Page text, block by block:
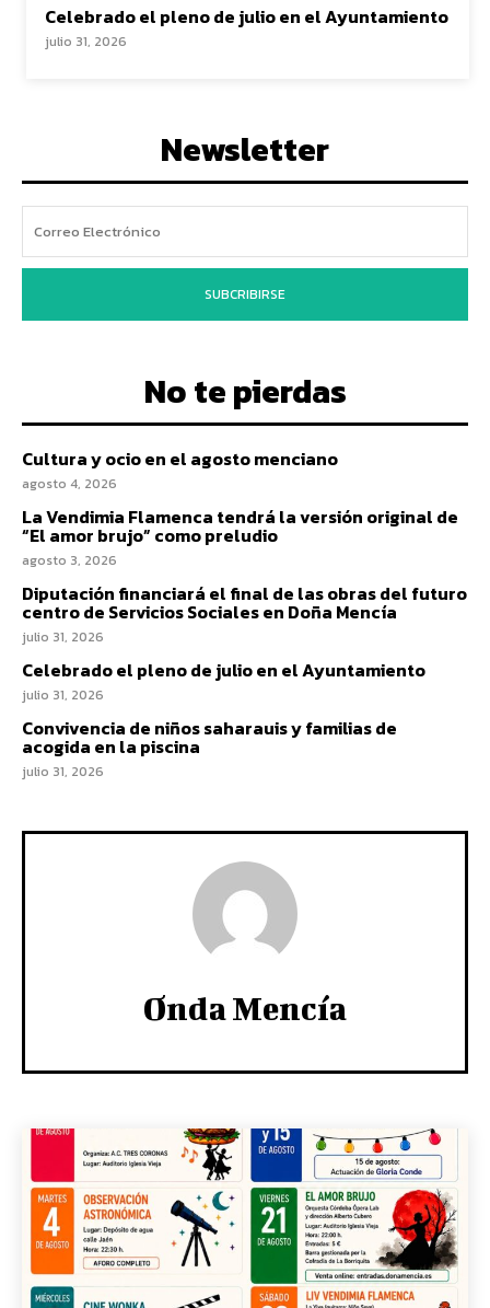
Celebrado el pleno de julio en el Ayuntamiento
julio 31, 2026
Newsletter
SUBCRIBIRSE
No te pierdas
Cultura y ocio en el agosto menciano
agosto 4, 2026
La Vendimia Flamenca tendrá la versión original de
“El amor brujo” como preludio
agosto 3, 2026
Diputación financiará el final de las obras del futuro
centro de Servicios Sociales en Doña Mencía
julio 31, 2026
Celebrado el pleno de julio en el Ayuntamiento
julio 31, 2026
Convivencia de niños saharauis y familias de
acogida en la piscina
julio 31, 2026
Onda Mencía